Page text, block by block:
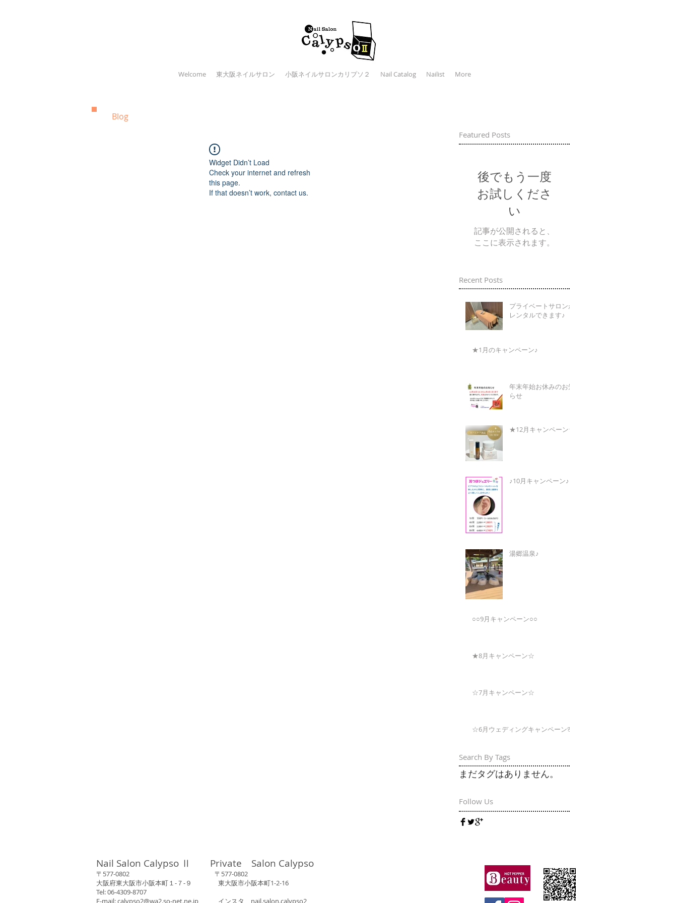
Welcome 東大阪ネイルサロン 小阪ネイルサロンカリプソ２ Nail Catalog Nailist More
Blog
Featured Posts
Widget Didn’t Load
Check your internet and refresh
this page.
If that doesn’t work, contact us.
後でもう一度
お試しくださ
い
記事が公開されると、
ここに表示されます。
Recent Posts
Search By Tags
プライベートサロンが
レンタルできます♪
★1月のキャンペーン♪
年末年始お休みのお知
らせ
★12月キャンペーン★
♪10月キャンペーン♪
湯郷温泉♪
○○9月キャンペーン○○
★8月キャンペーン☆
☆7月キャンペーン☆
☆6月ウェディングキャンペーン🌸
まだタグはありません。
Follow Us
Nail Salon Calypso Ⅱ Private Salon Calypso
〒577-0802 〒577-0802
大阪府東大阪市小阪本町１‐７‐９ 東大阪市小阪本町1-2-16
Tel: 06-4309-8707
E-mail: calypso2@wa2.so-net.ne.jp インスタ nail.salon.calypso2